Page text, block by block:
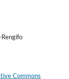
Commons